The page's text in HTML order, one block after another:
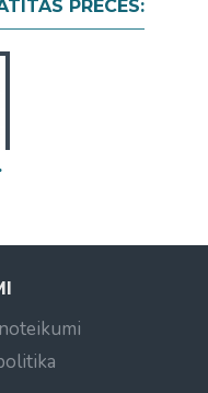
efektu,
porainību un
ietekmes.
pigments sastāvā
ļaujot ilgāk
PRECES:
245g